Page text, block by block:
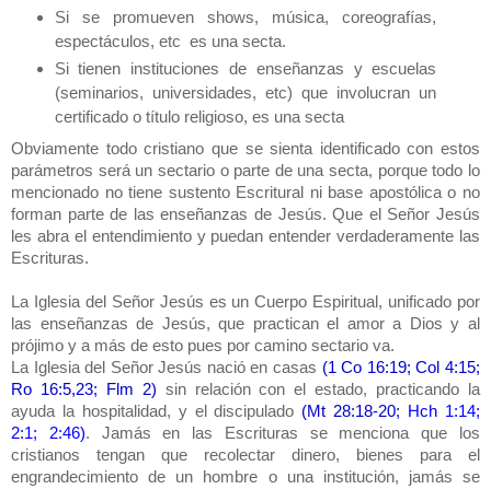
Si se promueven shows, música, coreografías,
espectáculos, etc es una secta.
Si tienen instituciones de enseñanzas y escuelas
(seminarios, universidades, etc) que involucran un
certificado o título religioso, es una secta
Obviamente todo cristiano que se sienta identificado con estos
parámetros será un sectario o parte de una secta, porque todo lo
mencionado no tiene sustento Escritural ni base apostólica o no
forman parte de las enseñanzas de Jesús. Que el Señor Jesús
les abra el entendimiento y puedan entender verdaderamente las
Escrituras.
La Iglesia del Señor Jesús es un Cuerpo Espiritual, unificado por
las enseñanzas de Jesús, que practican el amor a Dios y al
prójimo y a más de esto pues por camino sectario va.
La Iglesia del Señor Jesús nació en casas (1 Co 16:19; Col 4:15;
Ro 16:5,23; Flm 2) sin relación con el estado, practicando la
ayuda la hospitalidad, y el discipulado (Mt 28:18-20;
Hch 1:14;
2:1; 2:46). Jamás en las Escrituras se menciona que los
cristianos tengan que recolectar dinero, bienes para el
engrandecimiento de un hombre o una institución, jamás se